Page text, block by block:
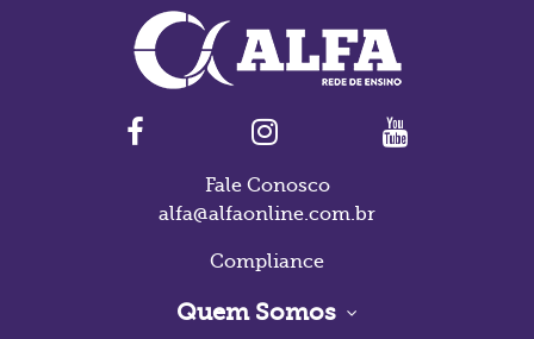
Fale Conosco
alfa@alfaonline.com.br
Compliance
Quem Somos